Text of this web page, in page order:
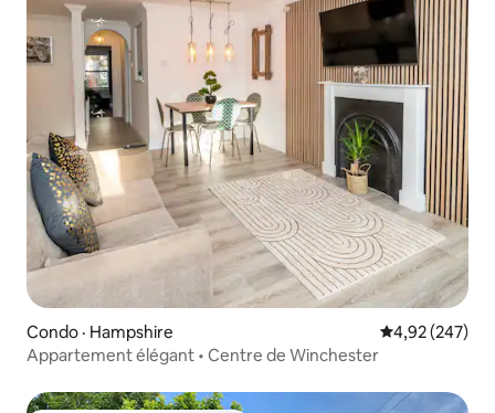
Condo · Hampshire Note
4,92 (247)
Appartement élégant • Centre de Winchester